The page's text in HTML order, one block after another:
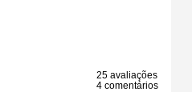
25 avaliações
4 comentários